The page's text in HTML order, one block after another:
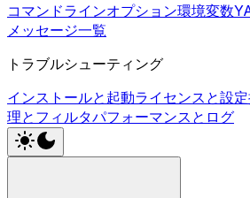
コマンドラインオプション環境変数
メッセージ一覧
トラブルシューティング
インストールと起動ライセンスと設定
理とフィルタパフォーマンスとログ